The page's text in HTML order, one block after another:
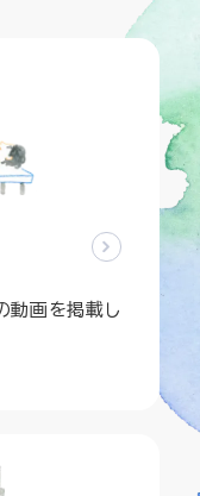
動画を掲載し